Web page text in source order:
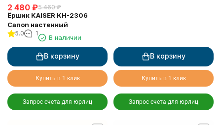
2 480 ₽5 460 ₽
Ёршик KAISER KH-2306
Canon настенный
5.0 1
В наличии
В корзину
Купить в 1 клик
Запрос счета для юрлиц
В корзину
Купить в 1 клик
Запрос счета для юрлиц